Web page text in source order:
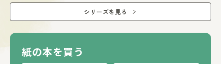
シリーズを見る
紙の本を買う